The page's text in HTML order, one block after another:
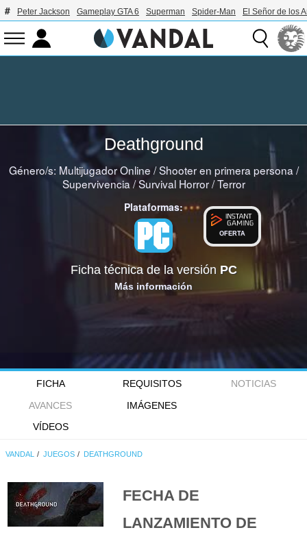
Peter Jackson Gameplay GTA 6 Superman Spider-Man El Señor de los
Deathground
Género/s: Multijugador Online /Shooter en primera persona /
Supervivencia /Survival Horror/Terror
Plataformas:
OFERTA
Ficha técnica de la versión PC
Más información
FICHA REQUISITOS
NOTICIAS
AVANCES
IMÁGENES
VÍDEOS
VANDAL JUEGOS DEATHGROUND
FECHA DE
LANZAMIENTO DE